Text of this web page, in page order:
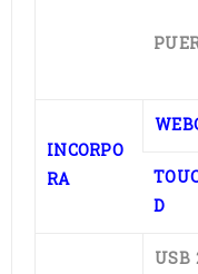
INCORPO
RA
D
USB